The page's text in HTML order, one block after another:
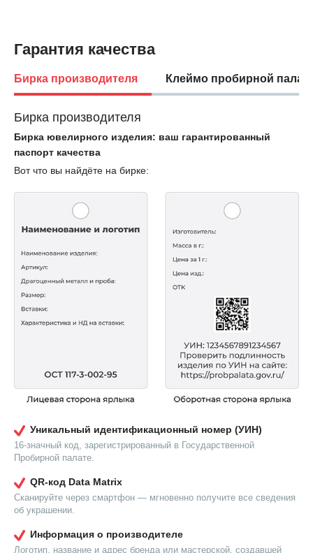
Гарантия качества
Бирка производителя Клеймо пробирной
Бирка производителя
Бирка ювелирного изделия: ваш гарантированный
паспорт качества
Вот что вы найдёте на бирке:
Уникальный идентификационный номер (УИН)
16-значный код, зарегистрированный в Государственной
Пробирной палате.
QR-код Data Matrix
Сканируйте через смартфон — мгновенно получите все сведения
об украшении.
Информация о производителе
Логотип, название и адрес бренда или мастерской, создавшей